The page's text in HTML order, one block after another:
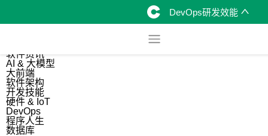
DevOps研发效能
软件资讯
AI & 大模型
大前端
软件架构
开发技能
硬件 & IoT
DevOps
程序人生
数据库